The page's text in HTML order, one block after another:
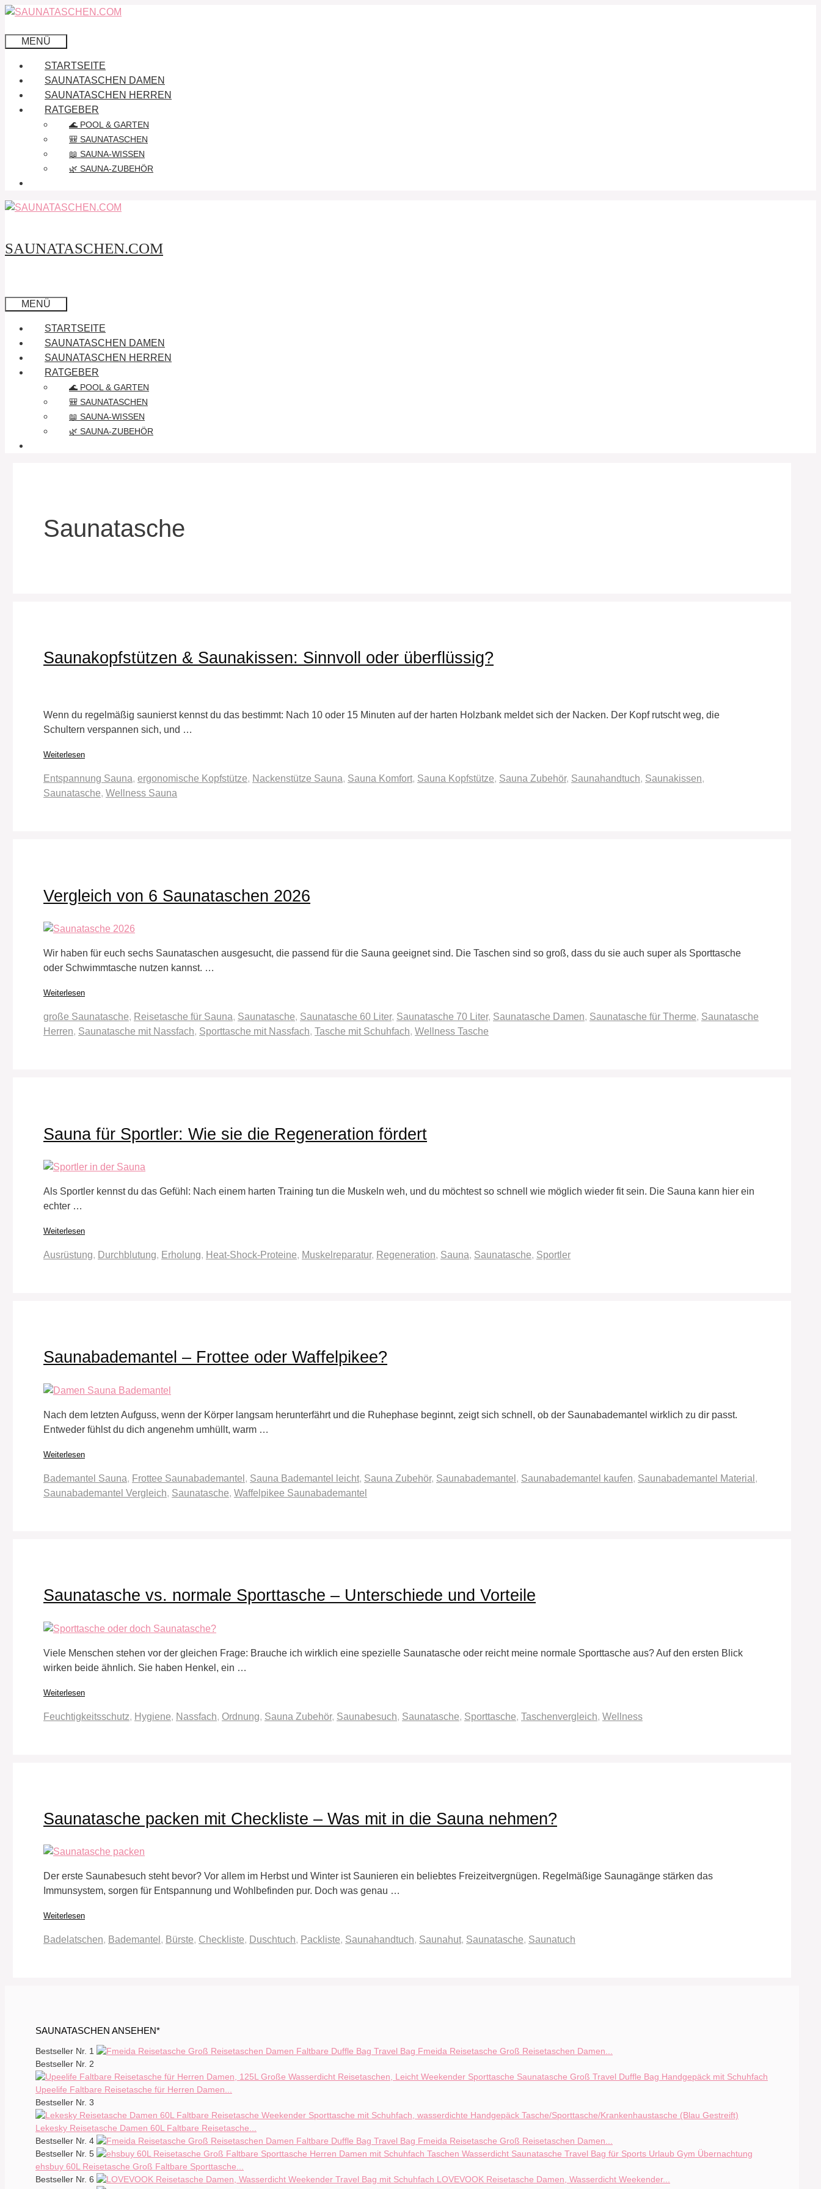
Zum
springen
MENÜ
STARTSEITE
SAUNATASCHEN DAMEN
SAUNATASCHEN HERREN
RATGEBER
🌊 POOL & GARTEN
🎒 SAUNATASCHEN
📖 SAUNA-WISSEN
🌿 SAUNA-ZUBEHÖR
SAUNATASCHEN.COM
MENÜ
STARTSEITE
SAUNATASCHEN DAMEN
SAUNATASCHEN HERREN
RATGEBER
🌊 POOL & GARTEN
🎒 SAUNATASCHEN
📖 SAUNA-WISSEN
🌿 SAUNA-ZUBEHÖR
Saunatasche
Saunakopfstützen & Saunakissen: Sinnvoll oder überflüssig?
Wenn du regelmäßig saunierst kennst du das bestimmt: Nach 10 oder 15 Minuten auf der harten Holzbank meldet sich der Nacken. Der Kopf rutscht weg, die
Schultern verspannen sich, und …
Weiterlesen
Schlagwörter
Entspannung Sauna, ergonomische Kopfstütze, Nackenstütze Sauna, Sauna Komfort, Sauna Kopfstütze, Sauna Zubehör, Saunahandtuch, Saunakissen,
Saunatasche, Wellness Sauna
Vergleich von 6 Saunataschen 2026
Wir haben für euch sechs Saunataschen ausgesucht, die passend für die Sauna geeignet sind. Die Taschen sind so groß, dass du sie auch super als Sporttasche
oder Schwimmtasche nutzen kannst. …
Weiterlesen
Schlagwörter
große Saunatasche, Reisetasche für Sauna, Saunatasche, Saunatasche 60 Liter, Saunatasche 70 Liter, Saunatasche Damen, Saunatasche für Therme, Saunatasche
Herren, Saunatasche mit Nassfach, Sporttasche mit Nassfach, Tasche mit Schuhfach, Wellness Tasche
Sauna für Sportler: Wie sie die Regeneration fördert
Als Sportler kennst du das Gefühl: Nach einem harten Training tun die Muskeln weh, und du möchtest so schnell wie möglich wieder fit sein. Die Sauna kann hier ein
echter …
Weiterlesen
Schlagwörter
Ausrüstung, Durchblutung, Erholung, Heat-Shock-Proteine, Muskelreparatur, Regeneration, Sauna, Saunatasche, Sportler
Saunabademantel – Frottee oder Waffelpikee?
Nach dem letzten Aufguss, wenn der Körper langsam herunterfährt und die Ruhephase beginnt, zeigt sich schnell, ob der Saunabademantel wirklich zu dir passt.
Entweder fühlst du dich angenehm umhüllt, warm …
Weiterlesen
Schlagwörter
Bademantel Sauna, Frottee Saunabademantel , Sauna Bademantel leicht, Sauna Zubehör, Saunabademantel , Saunabademantel kaufen, Saunabademantel Material ,
Saunabademantel Vergleich, Saunatasche, Waffelpikee Saunabademantel
Saunatasche vs. normale Sporttasche – Unterschiede und Vorteile
Viele Menschen stehen vor der gleichen Frage: Brauche ich wirklich eine spezielle Saunatasche oder reicht meine normale Sporttasche aus? Auf den ersten Blick
wirken beide ähnlich. Sie haben Henkel, ein …
Weiterlesen
Schlagwörter
Feuchtigkeitsschutz, Hygiene, Nassfach, Ordnung, Sauna Zubehör, Saunabesuch, Saunatasche, Sporttasche, Taschenvergleich, Wellness
Saunatasche packen mit Checkliste – Was mit in die Sauna nehmen?
Der erste Saunabesuch steht bevor? Vor allem im Herbst und Winter ist Saunieren ein beliebtes Freizeitvergnügen. Regelmäßige Saunagänge stärken das
Immunsystem, sorgen für Entspannung und Wohlbefinden pur. Doch was genau …
Weiterlesen
Schlagwörter
Badelatschen, Bademantel , Bürste, Checkliste, Duschtuch, Packliste, Saunahandtuch, Saunahut, Saunatasche, Saunatuch
SAUNATASCHEN ANSEHEN*
Bestseller Nr. 1
Fmeida Reisetasche Groß Reisetaschen Damen...
Bestseller Nr. 2
Upeelife Faltbare Reisetasche für Herren Damen...
Bestseller Nr. 3
Lekesky Reisetasche Damen 60L Faltbare Reisetasche...
Bestseller Nr. 4
Fmeida Reisetasche Groß Reisetaschen Damen...
Bestseller Nr. 5
ehsbuy 60L Reisetasche Groß Faltbare Sporttasche...
Bestseller Nr. 6
LOVEVOOK Reisetasche Damen, Wasserdicht Weekender...